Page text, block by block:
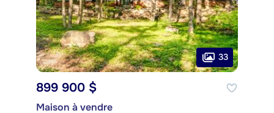
33
899 900 $
Maison à vendre